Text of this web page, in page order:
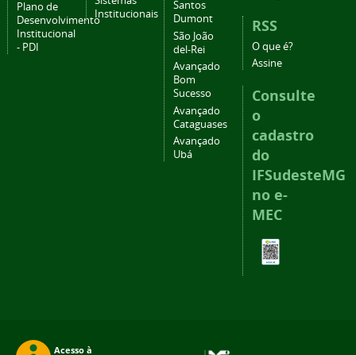
Plano de
Desenvolvimento
Institucional
- PDI
Institucionais
Santos
Dumont
São João
del-Rei
Avançado
Bom
Sucesso
Avançado
Cataguases
Avançado
Ubá
RSS
O que é?
Assine
Consulte
o
cadastro
do
IFSudesteMG
no e-
MEC